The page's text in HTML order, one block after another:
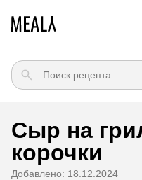
Сыр на
корочки
Добавлено: 18.12.2024